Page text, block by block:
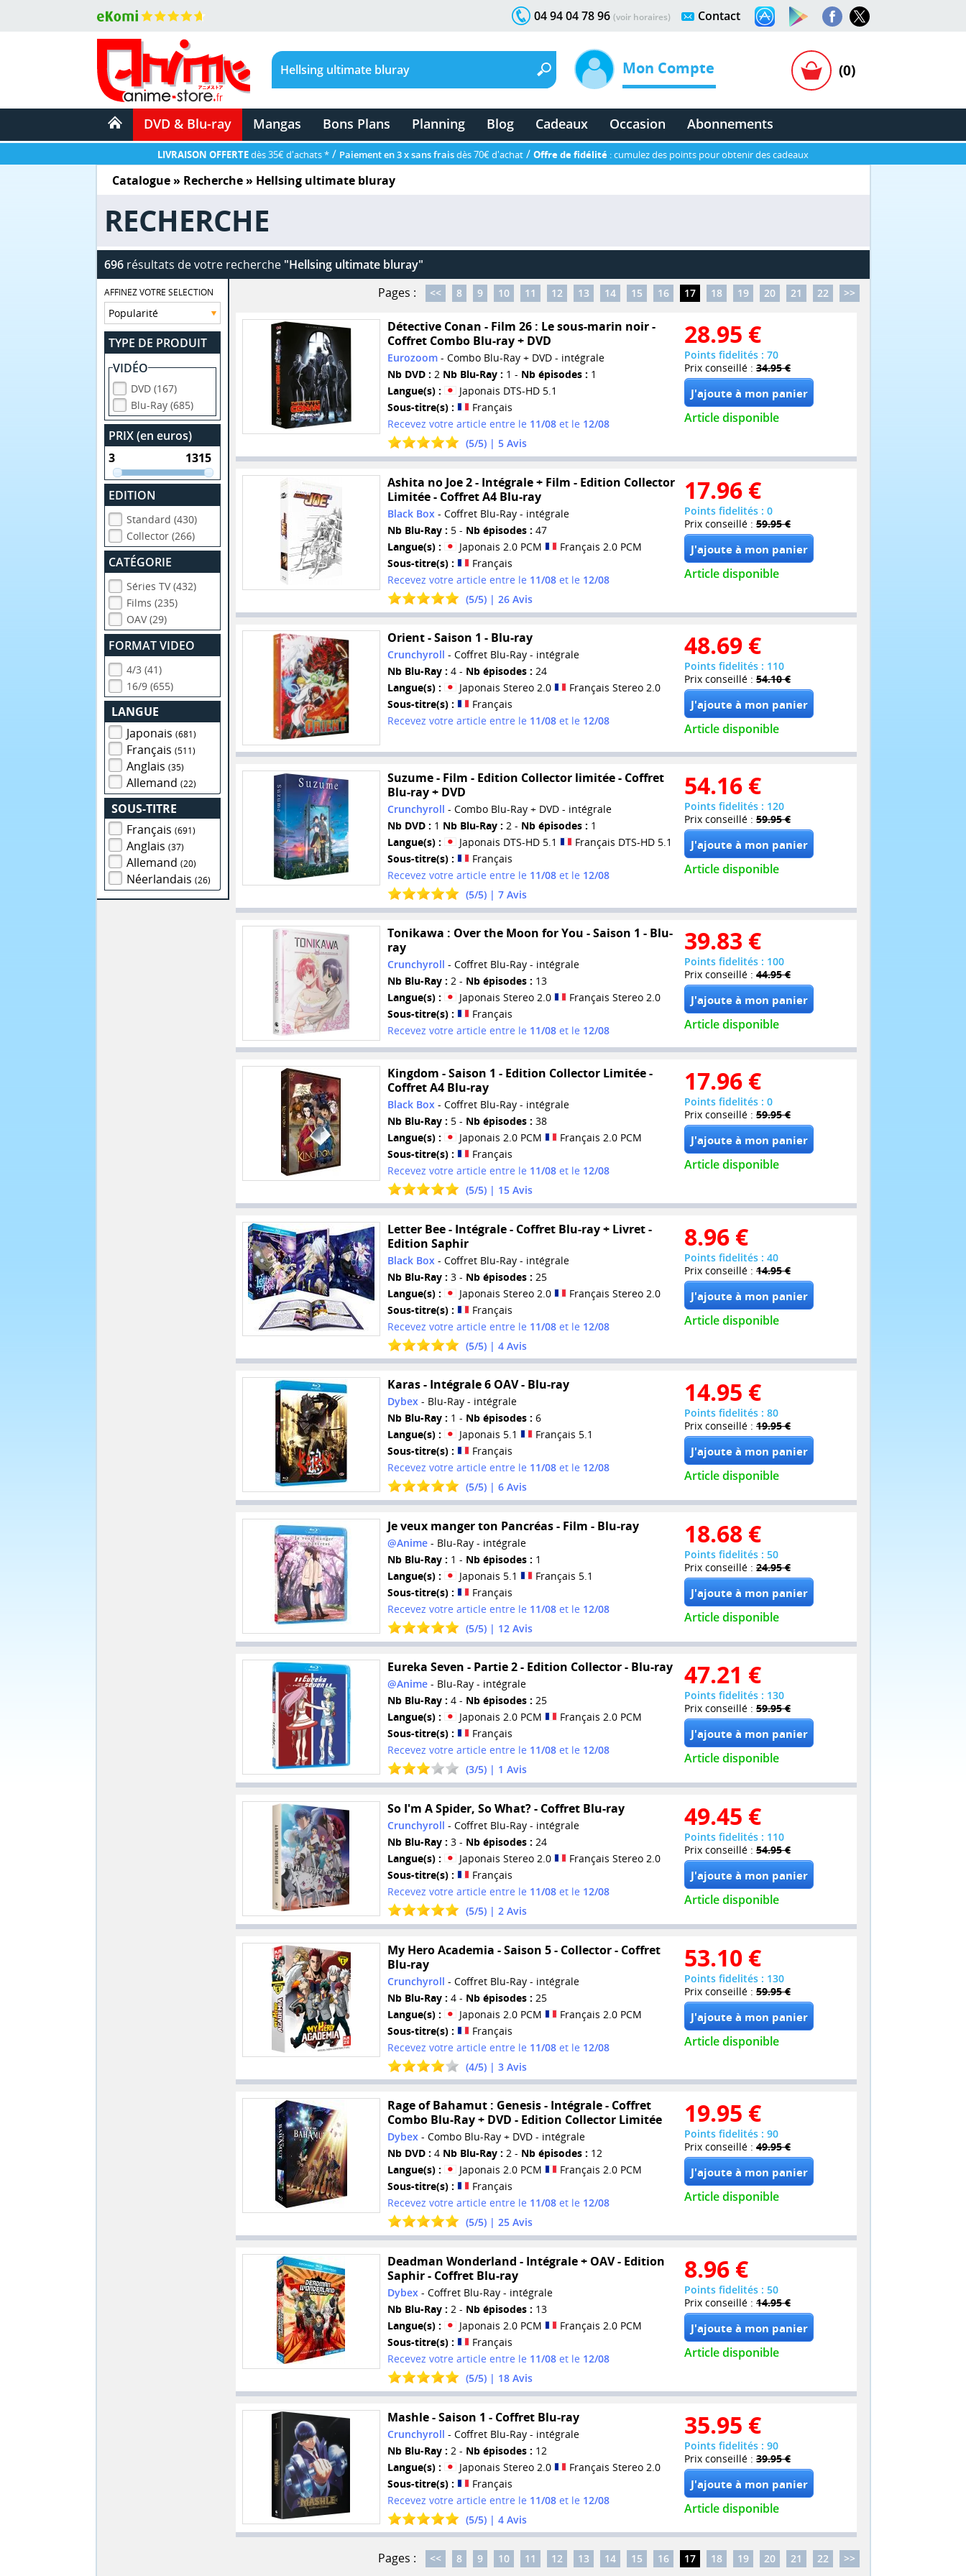
Contact
04 94 04 78 96 (voir horaires)
Mon Compte (0)
DVD & Blu-ray Mangas Bons Plans Planning Blog Cadeaux Occasion Abonnements
LIVRAISON OFFERTEdès 35€ d'achats * / Paiement en 3 x sans fraisdès 70€ d'achat / Offre de fidélité : cumulez des points pour obtenir des cadeaux
Catalogue» Recherche » Hellsing ultimate bluray
RECHERCHE
696résultats de votre recherche "Hellsing ultimate bluray"
AFFINEZ VOTRE SELECTION
TYPE DE PRODUIT
VIDÉO
DVD (167)
Blu-Ray (685)
PRIX (en euros)
EDITION
Standard (430)
Collector (266)
CATÉGORIE
Séries TV (432)
Films (235)
OAV (29)
FORMAT VIDEO
4/3 (41)
16/9 (655)
LANGUE
Japonais(681)
Français(511)
Anglais(35)
Allemand(22)
SOUS-TITRE
Français(691)
Anglais(37)
Allemand(20)
Néerlandais(26)
Pages : << 8 9 10 11 12 13 14 15 16 17 18 19 20 21 22 >>
Détective Conan - Film 26 : Le sous-marin noir -
Coffret Combo Blu-ray + DVD
Eurozoom- Combo Blu-Ray + DVD - intégrale
Nb DVD : 2 Nb Blu-Ray : 1 - Nb épisodes : 1
Langue(s) :
Japonais DTS-HD 5.1
Sous-titre(s) :
Français
Recevez votre article entre le 11/08et le 12/08
(5/5) | 5Avis
28.95 €
Points fidelités : 70
Prix conseillé : 34.95 €
Article disponible
Ashita no Joe 2 - Intégrale + Film - Edition Collector
Limitée - Coffret A4 Blu-ray
Black Box- Coffret Blu-Ray - intégrale
Nb Blu-Ray : 5 - Nb épisodes : 47
Langue(s) :
Japonais 2.0 PCM
Français 2.0 PCM
Sous-titre(s) :
Français
Recevez votre article entre le 11/08et le 12/08
(5/5) | 26Avis
17.96 €
Points fidelités : 0
Prix conseillé : 59.95 €
Article disponible
Orient - Saison 1 - Blu-ray
Crunchyroll - Coffret Blu-Ray - intégrale
Nb Blu-Ray : 4 - Nb épisodes : 24
Langue(s) :
Japonais Stereo 2.0
Français Stereo 2.0
Sous-titre(s) :
Français
Recevez votre article entre le 11/08et le 12/08
48.69 €
Points fidelités : 110
Prix conseillé : 54.10 €
Article disponible
Suzume - Film - Edition Collector limitée - Coffret
Blu-ray + DVD
Crunchyroll - Combo Blu-Ray + DVD - intégrale
Nb DVD : 1 Nb Blu-Ray : 2 - Nb épisodes : 1
Langue(s) :
Japonais DTS-HD 5.1
Français DTS-HD 5.1
Sous-titre(s) :
Français
Recevez votre article entre le 11/08et le 12/08
(5/5) | 7Avis
54.16 €
Points fidelités : 120
Prix conseillé : 59.95 €
Article disponible
Tonikawa : Over the Moon for You - Saison 1 - Blu-
ray
Crunchyroll - Coffret Blu-Ray - intégrale
Nb Blu-Ray : 2 - Nb épisodes : 13
Langue(s) :
Japonais Stereo 2.0
Français Stereo 2.0
Sous-titre(s) :
Français
Recevez votre article entre le 11/08et le 12/08
39.83 €
Points fidelités : 100
Prix conseillé : 44.95 €
Article disponible
Kingdom - Saison 1 - Edition Collector Limitée -
Coffret A4 Blu-ray
Black Box- Coffret Blu-Ray - intégrale
Nb Blu-Ray : 5 - Nb épisodes : 38
Langue(s) :
Japonais 2.0 PCM
Français 2.0 PCM
Sous-titre(s) :
Français
Recevez votre article entre le 11/08et le 12/08
(5/5) | 15Avis
17.96 €
Points fidelités : 0
Prix conseillé : 59.95 €
Article disponible
Letter Bee - Intégrale - Coffret Blu-ray + Livret -
Edition Saphir
Black Box - Coffret Blu-Ray - intégrale
Nb Blu-Ray : 3 - Nb épisodes : 25
Langue(s) :
Japonais Stereo 2.0
Français Stereo 2.0
Sous-titre(s) :
Français
Recevez votre article entre le 11/08et le 12/08
(5/5) | 4Avis
8.96 €
Points fidelités : 40
Prix conseillé : 14.95 €
Article disponible
Karas - Intégrale 6 OAV - Blu-ray
Dybex- Blu-Ray - intégrale
Nb Blu-Ray : 1 - Nb épisodes : 6
Langue(s) :
Japonais 5.1
Français 5.1
Sous-titre(s) :
Français
Recevez votre article entre le 11/08et le 12/08
(5/5) | 6Avis
14.95 €
Points fidelités : 80
Prix conseillé : 19.95 €
Article disponible
Je veux manger ton Pancréas - Film - Blu-ray
@Anime- Blu-Ray - intégrale
Nb Blu-Ray : 1 - Nb épisodes : 1
Langue(s) :
Japonais 5.1
Français 5.1
Sous-titre(s) :
Français
Recevez votre article entre le 11/08et le 12/08
(5/5) | 12Avis
18.68 €
Points fidelités : 50
Prix conseillé : 24.95 €
Article disponible
Eureka Seven - Partie 2 - Edition Collector - Blu-ray
@Anime- Blu-Ray - intégrale
Nb Blu-Ray : 4 - Nb épisodes : 25
Langue(s) :
Japonais 2.0 PCM
Français 2.0 PCM
Sous-titre(s) :
Français
Recevez votre article entre le 11/08et le 12/08
(3/5) | 1 Avis
47.21 €
Points fidelités : 130
Prix conseillé : 59.95 €
Article disponible
So I'm A Spider, So What? - Coffret Blu-ray
Crunchyroll - Coffret Blu-Ray - intégrale
Nb Blu-Ray : 3 - Nb épisodes : 24
Langue(s) :
Japonais Stereo 2.0
Français Stereo 2.0
Sous-titre(s) :
Français
Recevez votre article entre le 11/08et le 12/08
(5/5) | 2Avis
49.45 €
Points fidelités : 110
Prix conseillé : 54.95 €
Article disponible
My Hero Academia - Saison 5 - Collector - Coffret
Blu-ray
Crunchyroll - Coffret Blu-Ray - intégrale
Nb Blu-Ray : 4 - Nb épisodes : 25
Langue(s) :
Japonais 2.0 PCM
Français 2.0 PCM
Sous-titre(s) :
Français
Recevez votre article entre le 11/08et le 12/08
(4/5) | 3Avis
53.10 €
Points fidelités : 130
Prix conseillé : 59.95 €
Article disponible
Rage of Bahamut : Genesis - Intégrale - Coffret
Combo Blu-Ray + DVD - Edition Collector Limitée
Dybex- Combo Blu-Ray + DVD - intégrale
Nb DVD : 4 Nb Blu-Ray : 2 - Nb épisodes : 12
Langue(s) :
Japonais 2.0 PCM
Français 2.0 PCM
Sous-titre(s) :
Français
Recevez votre article entre le 11/08et le 12/08
(5/5) | 25Avis
19.95 €
Points fidelités : 90
Prix conseillé : 49.95 €
Article disponible
Deadman Wonderland - Intégrale + OAV - Edition
Saphir - Coffret Blu-ray
Dybex- Coffret Blu-Ray - intégrale
Nb Blu-Ray : 2 - Nb épisodes : 13
Langue(s) :
Japonais 2.0 PCM
Français 2.0 PCM
Sous-titre(s) :
Français
Recevez votre article entre le 11/08et le 12/08
(5/5) | 18Avis
8.96 €
Points fidelités : 50
Prix conseillé : 14.95 €
Article disponible
Mashle - Saison 1 - Coffret Blu-ray
Crunchyroll - Coffret Blu-Ray - intégrale
Nb Blu-Ray : 2 - Nb épisodes : 12
Langue(s) :
Japonais Stereo 2.0
Français Stereo 2.0
Sous-titre(s) :
Français
Recevez votre article entre le 11/08et le 12/08
(5/5) | 4Avis
35.95 €
Points fidelités : 90
Prix conseillé : 39.95 €
Article disponible
Pages : << 8 9 10 11 12 13 14 15 16 17 18 19 20 21 22 >>